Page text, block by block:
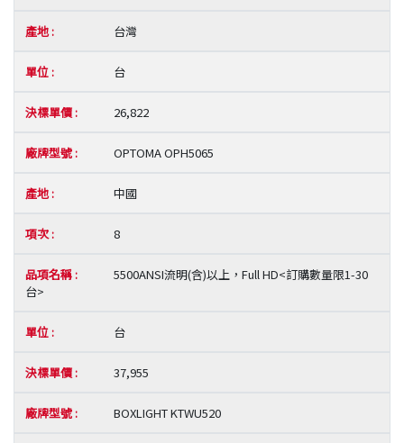
台灣
台
26,822
OPTOMA OPH5065
中國
8
5500ANSI流明(含)以上，Full HD<訂購數量限1-30
台>
台
37,955
BOXLIGHT KTWU520